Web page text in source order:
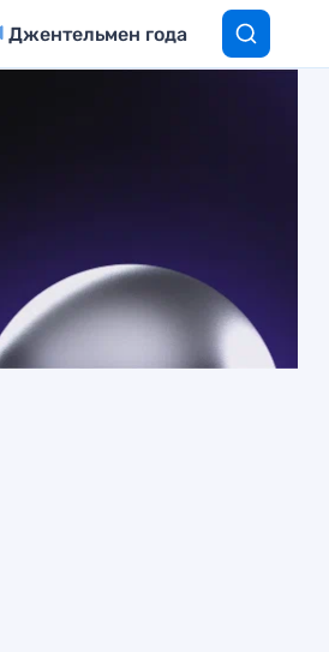
Джентельмен года